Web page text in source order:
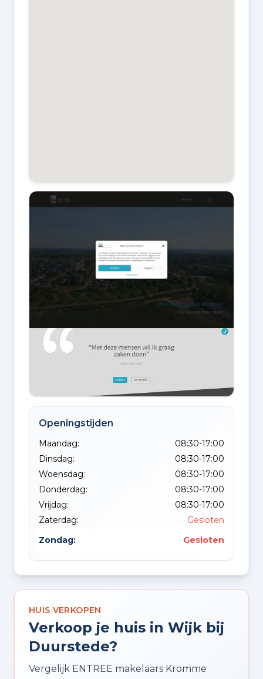
Openingstijden
Maandag:
08:30-17:00
Dinsdag:
08:30-17:00
Woensdag:
08:30-17:00
Donderdag:
08:30-17:00
Vrijdag:
08:30-17:00
Zaterdag:
Gesloten
Zondag:
Gesloten
HUIS VERKOPEN
Verkoop je huis in Wijk bij
Duurstede?
Vergelijk ENTREE makelaars Kromme